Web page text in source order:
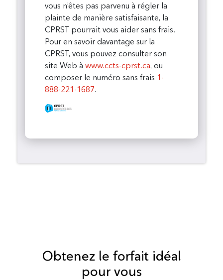
vous n’êtes pas parvenu à régler la
plainte de manière satisfaisante, la
CPRST pourrait vous aider sans frais.
Pour en savoir davantage sur la
CPRST, vous pouvez consulter son
site Web à www.ccts-cprst.ca, ou
composer le numéro sans frais 1-
888-221-1687.
Obtenez le forfait idéal
pour vous